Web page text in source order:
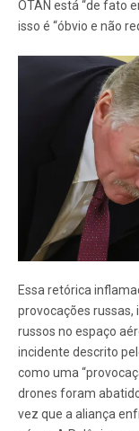
OTAN está “de fato
isso é “óbvio e não
Essa retórica
provocações russas,
russos no espaço
incidente descrito
como uma
drones foram
vez que a aliança